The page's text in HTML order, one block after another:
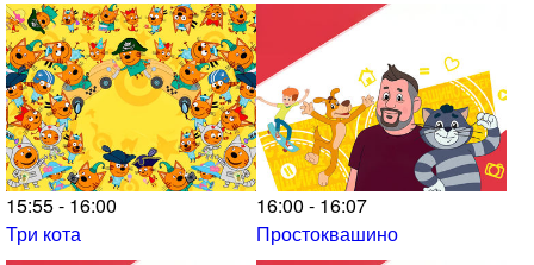
15:55 - 16:00
Три кота
16:00 - 16:07
Простоквашино